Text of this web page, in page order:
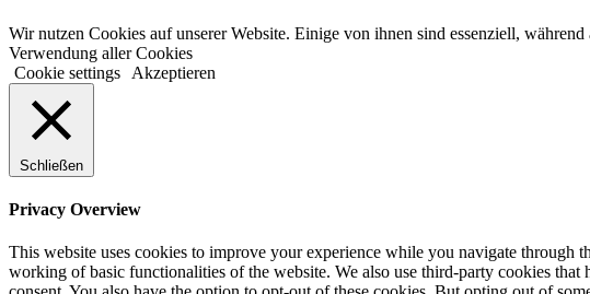
Wir nutzen Cookies auf unserer Website. Einige von ihnen sind essenziell,
Verwendung aller Cookies
Cookie settings
Akzeptieren
Schließen
Privacy Overview
This website uses cookies to improve your experience while you navigate through
working of basic functionalities of the website. We also use third-party cookies